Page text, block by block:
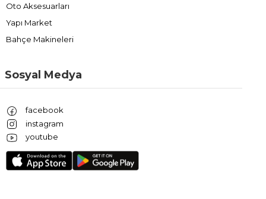
Oto Aksesuarları
Yapı Market
Bahçe Makineleri
Sosyal Medya
facebook
instagram
youtube